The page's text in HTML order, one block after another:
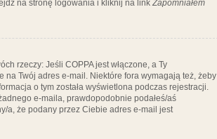
na stronę logowania i kliknij na link Zapomniałem
rzeczy: Jeśli COPPA jest włączone, a Ty
na Twój adres e-mail. Niektóre fora wymagają też, żeby
o tym została wyświetlona podczas rejestracji.
e-maila, prawdopodobnie podałeś/aś
a, że podany przez Ciebie adres e-mail jest